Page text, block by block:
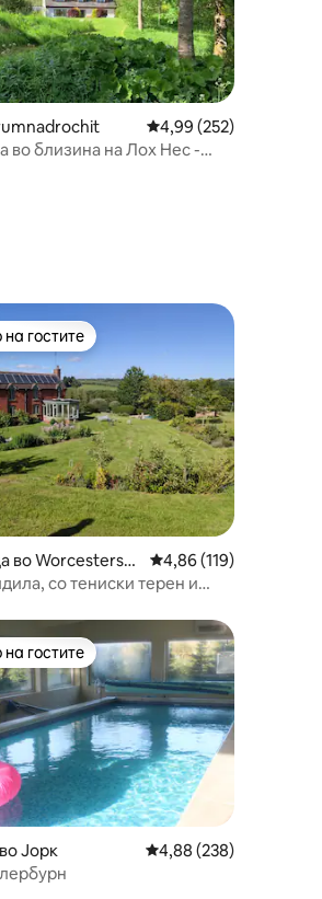
5, 237 рецензии
Просечна оцена: 4,99
4,99 (252)
во близина на Лох Нес -
5, 130 рецензии
гостите
гостите
во Worcestershi
Просечна оцена:
4,86 (119)
со тениски терен и
5, 195 рецензии
гостите
гостите
Јорк Просечна оцена: 4,88
4,88 (238)